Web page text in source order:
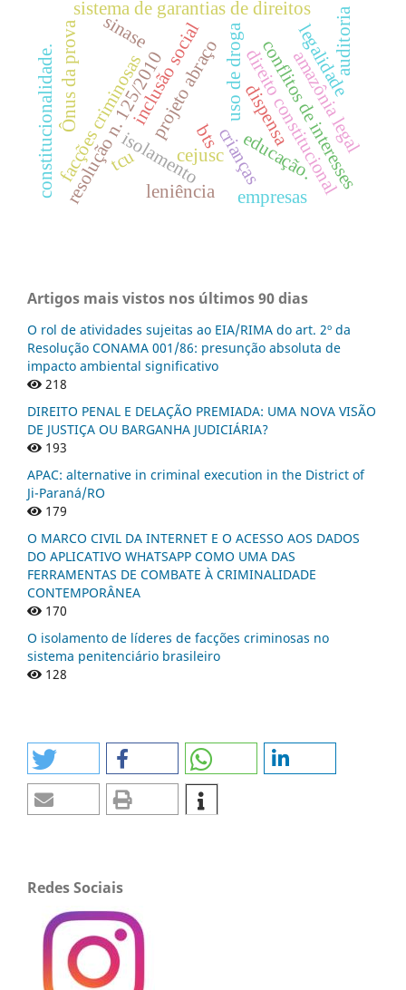
direito constitucional
isolamento
inclusão social
educação.
projeto abraço
cejusc conflitos de interesses
resolução n. 125/2010
facções criminosas crianças
sistema de garantias de direitos
sinase
amazônia legal
Ônus da prova
constitucionalidade. bts dispensa
legalidade
uso de droga auditoria
leniência empresas
tcu
Artigos mais vistos nos últimos 90 dias
O rol de atividades sujeitas ao EIA/RIMA do art. 2º da
Resolução CONAMA 001/86: presunção absoluta de
impacto ambiental significativo
218
DIREITO PENAL E DELAÇÃO PREMIADA: UMA NOVA VISÃO
DE JUSTIÇA OU BARGANHA JUDICIÁRIA?
193
APAC: alternative in criminal execution in the District of
Ji-Paraná/RO
179
O MARCO CIVIL DA INTERNET E O ACESSO AOS DADOS
DO APLICATIVO WHATSAPP COMO UMA DAS
FERRAMENTAS DE COMBATE À CRIMINALIDADE
CONTEMPORÂNEA
170
O isolamento de líderes de facções criminosas no
sistema penitenciário brasileiro
128
Redes Sociais